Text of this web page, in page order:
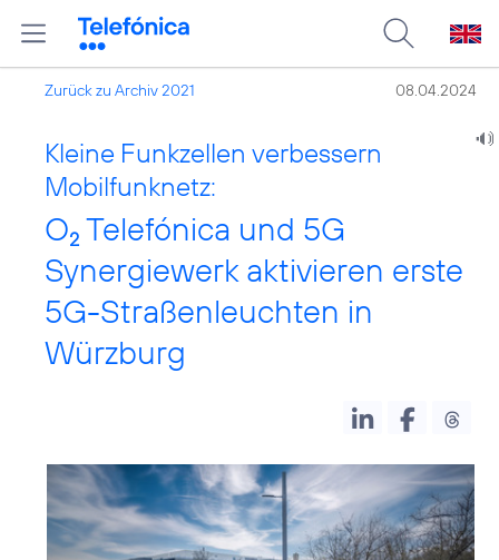
Zurück zu Archiv 2021 08.04.2024
Kleine Funkzellen verbessern
Mobilfunknetz:
O2 Telefónica und 5G
Synergiewerk aktivieren erste
5G-Straßenleuchten in
Würzburg